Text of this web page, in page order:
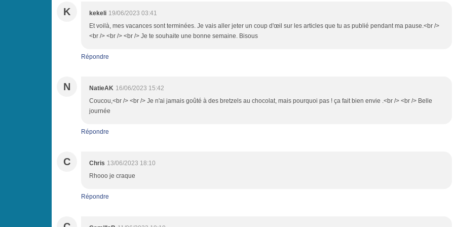
K kekeli 19/06/2023 03:41
Et voilà, mes vacances sont terminées. Je vais aller jeter un coup d'œil sur les articles que tu as publié pendant ma pause.<br />
<br /> <br /> <br /> Je te souhaite une bonne semaine. Bisous
Répondre
N NatieAK 16/06/2023 15:42
Coucou,<br /> <br /> Je n'ai jamais goûté à des bretzels au chocolat, mais pourquoi pas ! ça fait bien envie .<br /> <br /> Belle
journée
Répondre
C Chris 13/06/2023 18:10
Rhooo je craque
Répondre